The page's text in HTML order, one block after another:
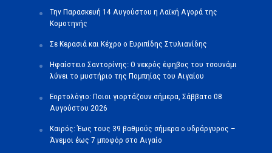
Την Παρασκευή 14 Αυγούστου η Λαϊκή Αγορά της
Κομοτηνής
Σε Κερασιά και Κέχρο ο Ευριπίδης Στυλιανίδης
Ηφαίστειο Σαντορίνης: Ο νεκρός έφηβος του τσουνάμι
λύνει το μυστήριο της Πομπηίας του Αιγαίου
Εορτολόγιο: Ποιοι γιορτάζουν σήμερα, Σάββατο 08
Αυγούστου 2026
Καιρός: Έως τους 39 βαθμούς σήμερα ο υδράργυρος –
Άνεμοι έως 7 μποφόρ στο Αιγαίο